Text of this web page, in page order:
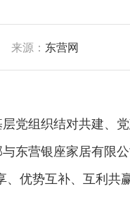
来源： 东营网
组织结对共建、党
东营银座家居有限
、优势互补、互利共